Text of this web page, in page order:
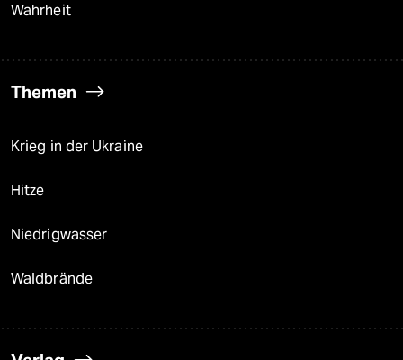
Wahrheit
Themen
Krieg in der Ukraine
Hitze
Niedrigwasser
Waldbrände